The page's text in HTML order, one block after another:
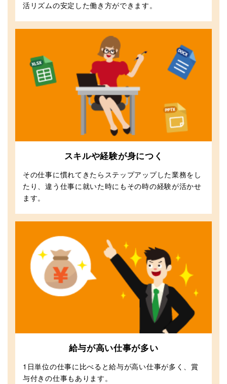
活リズムの安定した働き方ができます。
スキルや経験が身につく
その仕事に慣れてきたらステップアップした業務をし
たり、違う仕事に就いた時にもその時の経験が活かせ
ます。
給与が高い仕事が多い
1日単位の仕事に比べると給与が高い仕事が多く、賞
与付きの仕事もあります。